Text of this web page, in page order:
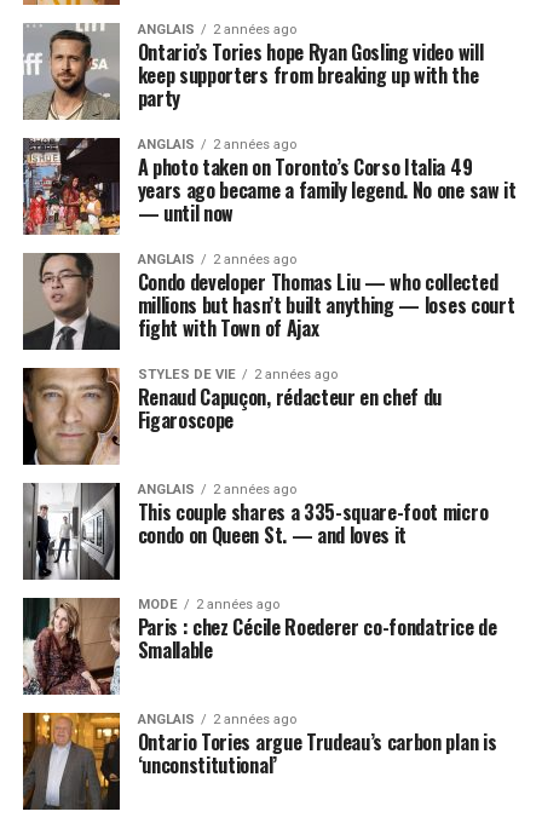
ANGLAIS 2 années ago
Ontario’s Tories hope Ryan Gosling video will
keep supporters from breaking up with the
party
ANGLAIS 2 années ago
A photo taken on Toronto’s Corso Italia 49
years ago became a family legend. No one saw it
— until now
ANGLAIS 2 années ago
Condo developer Thomas Liu — who collected
millions but hasn’t built anything — loses court
fight with Town of Ajax
STYLES DE VIE 2 années ago
Renaud Capuçon, rédacteur en chef du
Figaroscope
ANGLAIS 2 années ago
This couple shares a 335-square-foot micro
condo on Queen St. — and loves it
MODE 2 années ago
Paris : chez Cécile Roederer co-fondatrice de
Smallable
ANGLAIS 2 années ago
Ontario Tories argue Trudeau’s carbon plan is
‘unconstitutional’